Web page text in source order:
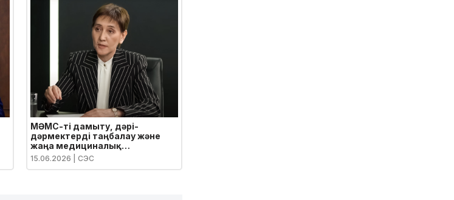
МӘМС-ті дамыту, дәрі-
дәрмектерді таңбалау және
жаңа медициналық
мекемелердің құрылысы:
вице-премьер Тамара
15.06.2026 | СЭС